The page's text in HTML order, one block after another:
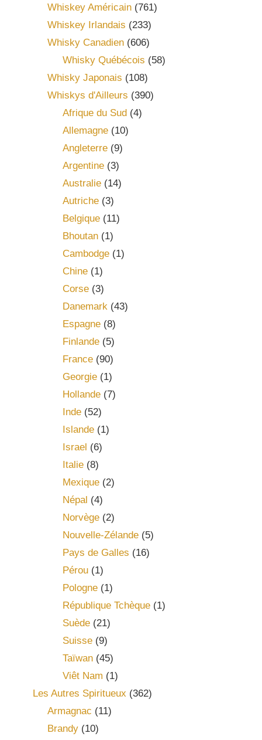
Whiskey Américain (761)
Whiskey Irlandais (233)
Whisky Canadien (606)
Whisky Québécois (58)
Whisky Japonais (108)
Whiskys d'Ailleurs (390)
Afrique du Sud (4)
Allemagne(10)
Angleterre(9)
Argentine(3)
Australie(14)
Autriche(3)
Belgique(11)
Bhoutan(1)
Cambodge(1)
Chine(1)
Corse(3)
Danemark(43)
Espagne(8)
Finlande(5)
France(90)
Georgie(1)
Hollande(7)
Inde(52)
Islande(1)
Israel (6)
Italie(8)
Mexique(2)
Népal (4)
Norvège(2)
Nouvelle-Zélande(5)
Pays de Galles (16)
Pérou(1)
Pologne(1)
République Tchèque(1)
Suède(21)
Suisse(9)
Taïwan(45)
Viêt Nam (1)
Les Autres Spiritueux (362)
Armagnac (11)
Brandy (10)